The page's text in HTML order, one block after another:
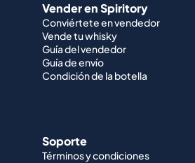
Vender en Spiritory
Conviértete en vendedor
Vende tu whisky
Guía del vendedor
Guía de envío
Condición de la botella
Soporte
Términos y condiciones